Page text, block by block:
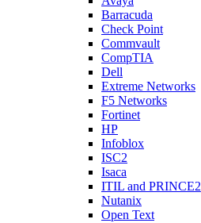
Barracuda
Check Point
Commvault
CompTIA
Dell
Extreme Networks
F5 Networks
Fortinet
HP
Infoblox
ISC2
Isaca
ITIL and PRINCE2
Nutanix
Open Text